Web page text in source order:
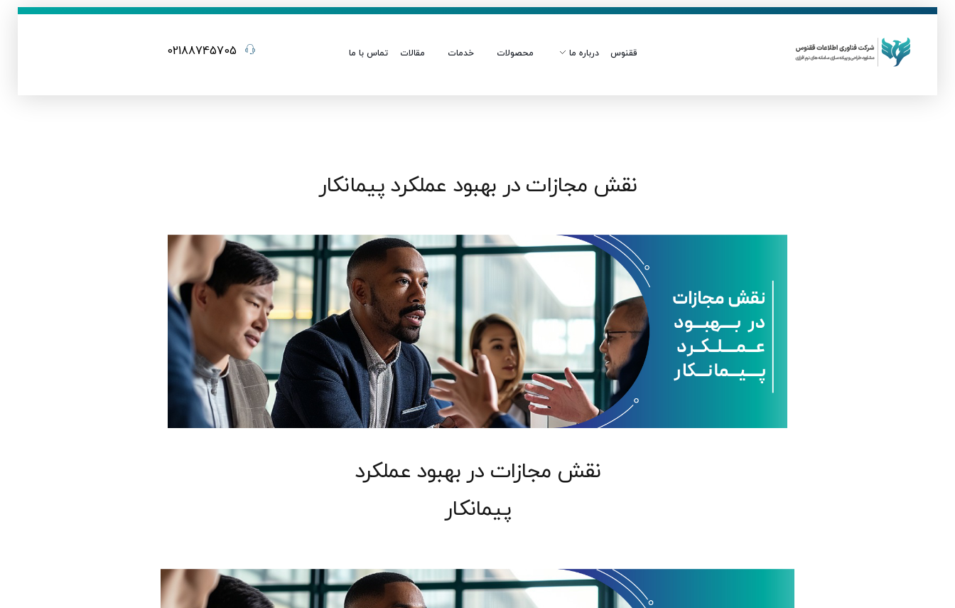
ققنوس درباره ما محصولات خدمات مقالات تماس با ما 02188745705
نقش مجازات در بهبود عملکرد پیمانکار
نقش مجازات در بهبود عملکرد
پیمانکار